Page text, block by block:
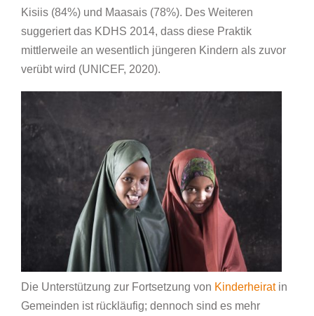
Kisiis (84%) und Maasais (78%). Des Weiteren
suggeriert das KDHS 2014, dass diese Praktik
mittlerweile an wesentlich jüngeren Kindern als zuvor
verübt wird (UNICEF, 2020).
Die Unterstützung zur Fortsetzung von Kinderheiratin
Gemeinden ist rückläufig; dennoch sind es mehr